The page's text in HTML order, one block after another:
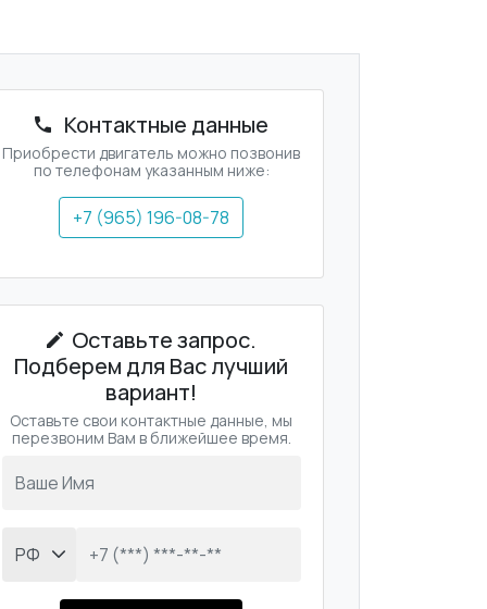
Контактные данные
Приобрести двигатель можно позвонив
по телефонам указанным ниже:
+7 (965) 196-08-78
Оставьте запрос.
Подберем для Вас лучший
вариант!
Оставьте свои контактные данные, мы
перезвоним Вам в ближейшее время.